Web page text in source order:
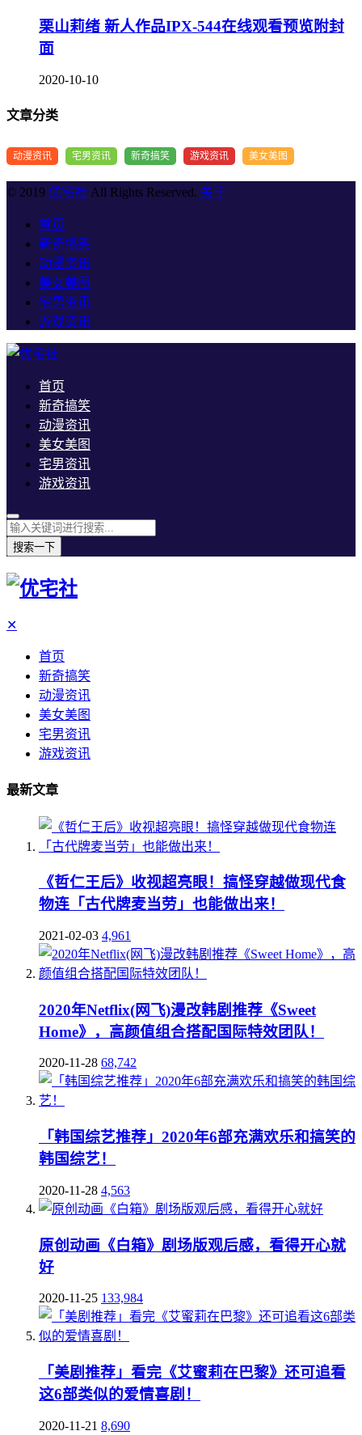
栗山莉绪 新人作品IPX-544在线观看预览附封
面
2020-10-10
文章分类
动漫资讯 宅男资讯 新奇搞笑 游戏资讯 美女美图
© 2019 优宅社 All Rights Reserved. 关于
首页
新奇搞笑
动漫资讯
美女美图
宅男资讯
游戏资讯
首页
新奇搞笑
动漫资讯
美女美图
宅男资讯
游戏资讯
搜索一下
✕
首页
新奇搞笑
动漫资讯
美女美图
宅男资讯
游戏资讯
最新文章
《哲仁王后》收视超亮眼！搞怪穿越做现代食
物连「古代牌麦当劳」也能做出来！
2021-02-03 4,961
2020年Netflix(网飞)漫改韩剧推荐《Sweet
Home》，高颜值组合搭配国际特效团队！
2020-11-28 68,742
「韩国综艺推荐」2020年6部充满欢乐和搞笑的
韩国综艺！
2020-11-28 4,563
原创动画《白箱》剧场版观后感，看得开心就
好
2020-11-25 133,984
「美剧推荐」看完《艾蜜莉在巴黎》还可追看
这6部类似的爱情喜剧！
2020-11-21 8,690